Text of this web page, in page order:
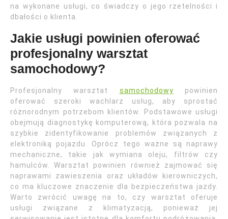
na wykonane usługi, co świadczy o jego rzetelności i
dbałości o klienta.
Jakie usługi powinien oferować
profesjonalny warsztat
samochodowy?
Profesjonalny warsztat samochodowy powinien
oferować szeroki wachlarz usług, aby sprostać
różnorodnym potrzebom klientów. Podstawowe usługi
obejmują diagnostykę komputerową, która pozwala na
szybkie zidentyfikowanie problemów związanych z
elektroniką pojazdu. Oprócz tego ważne są naprawy
mechaniczne, takie jak wymiana oleju, filtrów czy
hamulców. Warsztat powinien również zajmować się
naprawami zawieszenia oraz układów kierowniczych,
co ma kluczowe znaczenie dla bezpieczeństwa jazdy.
Warto zwrócić uwagę na to, czy warsztat oferuje
usługi związane z klimatyzacją, ponieważ jej